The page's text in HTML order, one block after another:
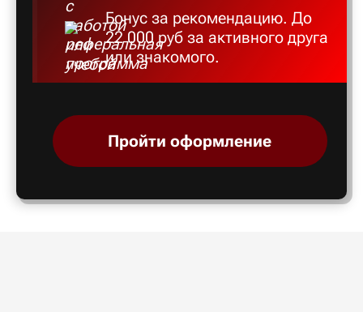
Бонус за рекомендацию. До
22 000 руб за активного друга
или знакомого.
Пройти оформление